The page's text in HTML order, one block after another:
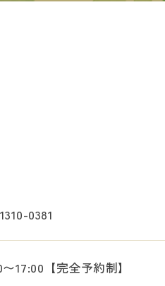
0381
17:00【完全予約制】